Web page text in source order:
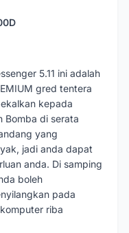
5.11 ini adalah
gred tentera
kepada
Bomba di serata
yang
jadi anda dapat
anda. Di samping
boleh
pada
riba